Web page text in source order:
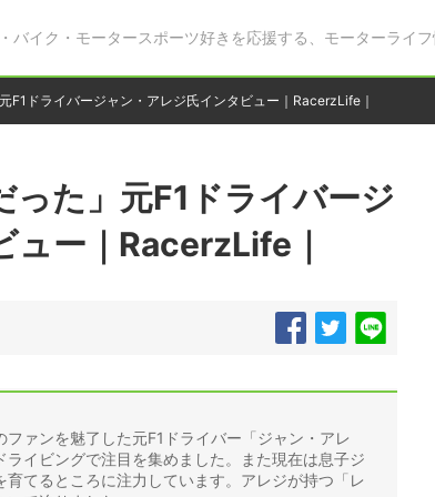
バイク・モータースポーツ好きを応援する、モーターライフ
F1ドライバージャン・アレジ氏インタビュー｜RacerzLife｜
った」元F1ドライバージ
ュー｜RacerzLife｜
ァンを魅了した元F1ドライバー「ジャン・アレ
イビングで注目を集めました。また現在は息子ジ
てるところに注力しています。アレジが持つ「レ